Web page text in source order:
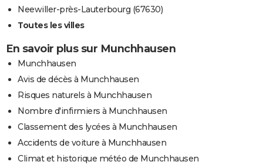
Neewiller-près-Lauterbourg (67630)
Toutes les villes
En savoir plus sur Munchhausen
Munchhausen
Avis de décès à Munchhausen
Risques naturels à Munchhausen
Nombre d'infirmiers à Munchhausen
Classement des lycées à Munchhausen
Accidents de voiture à Munchhausen
Climat et historique météo de Munchhausen